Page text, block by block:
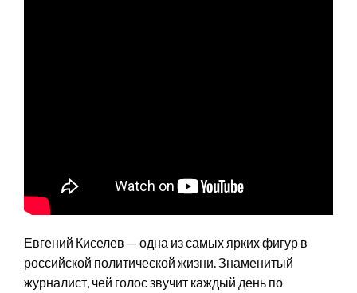
Евгений Киселев — одна из самых ярких фигур в
российской политической жизни. Знаменитый
журналист, чей голос звучит каждый день по